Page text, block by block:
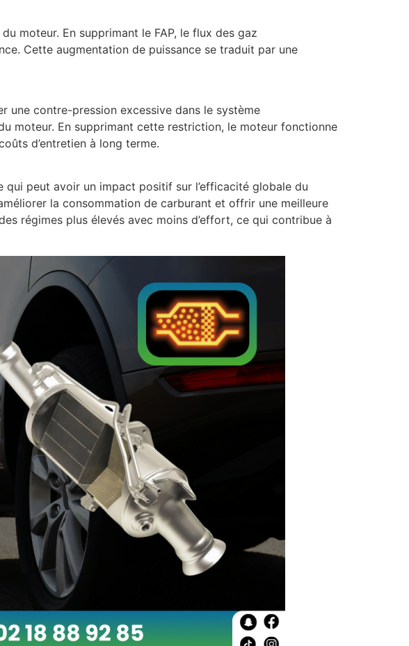
moteur. En supprimant le FAP, le flux des gaz
Cette augmentation de puissance se traduit par une
une contre-pression excessive dans le système
moteur. En supprimant cette restriction, le moteur fonctionne
d’entretien à long terme.
qui peut avoir un impact positif sur l’efficacité globale du
la consommation de carburant et offrir une meilleure
régimes plus élevés avec moins d’effort, ce qui contribue à